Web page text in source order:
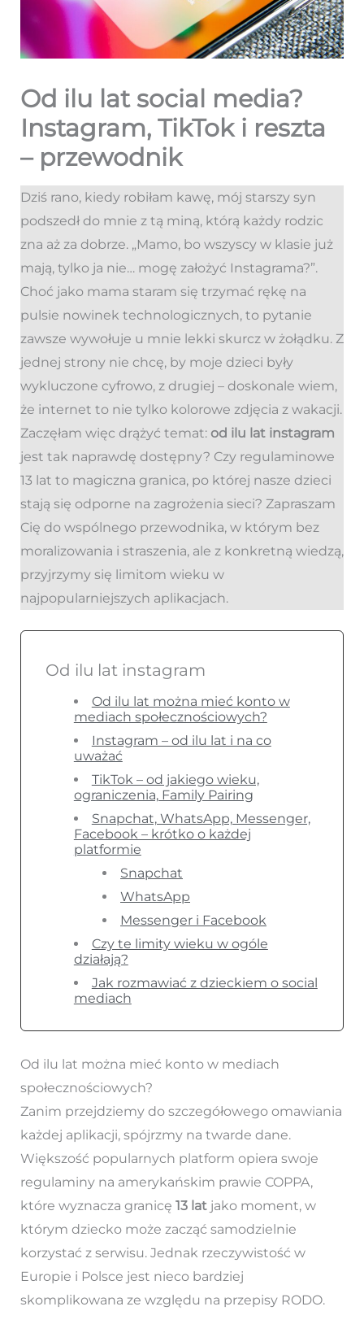
Od ilu lat social media?
Instagram, TikTok i reszta
– przewodnik
Dziś rano, kiedy robiłam kawę, mój starszy syn
podszedł do mnie z tą miną, którą każdy rodzic
zna aż za dobrze. „Mamo, bo wszyscy w klasie już
mają, tylko ja nie… mogę założyć Instagrama?”.
Choć jako mama staram się trzymać rękę na
pulsie nowinek technologicznych, to pytanie
zawsze wywołuje u mnie lekki skurcz w żołądku. Z
jednej strony nie chcę, by moje dzieci były
wykluczone cyfrowo, z drugiej – doskonale wiem,
że internet to nie tylko kolorowe zdjęcia z wakacji.
Zaczęłam więc drążyć temat: od ilu lat instagram
jest tak naprawdę dostępny? Czy regulaminowe
13 lat to magiczna granica, po której nasze dzieci
stają się odporne na zagrożenia sieci? Zapraszam
Cię do wspólnego przewodnika, w którym bez
moralizowania i straszenia, ale z konkretną wiedzą,
przyjrzymy się limitom wieku w
najpopularniejszych aplikacjach.
Od ilu lat instagram
Od ilu lat można mieć konto w
mediach społecznościowych?
Instagram – od ilu lat i na co
uważać
TikTok – od jakiego wieku,
ograniczenia, Family Pairing
Snapchat, WhatsApp, Messenger,
Facebook – krótko o każdej
platformie
Snapchat
WhatsApp
Messenger i Facebook
Czy te limity wieku w ogóle
działają?
Jak rozmawiać z dzieckiem o social
mediach
Od ilu lat można mieć konto w mediach
społecznościowych?
Zanim przejdziemy do szczegółowego omawiania
każdej aplikacji, spójrzmy na twarde dane.
Większość popularnych platform opiera swoje
regulaminy na amerykańskim prawie COPPA,
które wyznacza granicę 13 latjako moment, w
którym dziecko może zacząć samodzielnie
korzystać z serwisu. Jednak rzeczywistość w
Europie i Polsce jest nieco bardziej
skomplikowana ze względu na przepisy RODO.